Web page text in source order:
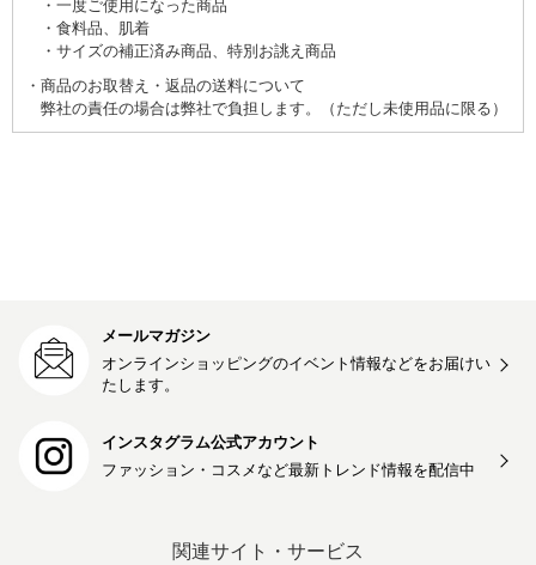
一度ご使用になった商品
食料品、肌着
サイズの補正済み商品、特別お誂え商品
商品のお取替え・返品の送料について
弊社の責任の場合は弊社で負担します。（ただし未使用品に限る）
メールマガジン
オンラインショッピングのイベント情報などをお届けい
たします。
インスタグラム公式アカウント
ファッション・コスメなど最新トレンド情報を配信中
関連サイト・サービス